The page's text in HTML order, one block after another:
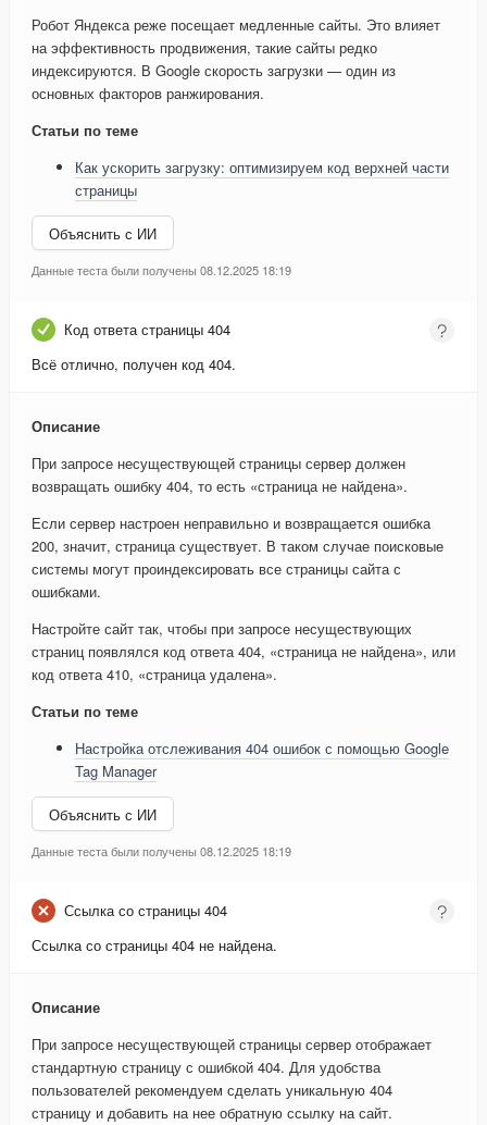
Робот Яндекса реже посещает медленные сайты. Это влияет
на эффективность продвижения, такие сайты редко
индексируются. В Google скорость загрузки — один из
основных факторов ранжирования.
Статьи по теме
Как ускорить загрузку: оптимизируем код верхней части
страницы
Объяснить с ИИ
Данные теста были получены 08.12.2025 18:19
Код ответа страницы 404
Всё отлично, получен код 404.
Описание
При запросе несуществующей страницы сервер должен
возвращать ошибку 404, то есть «страница не найдена».
Если сервер настроен неправильно и возвращается ошибка
200, значит, страница существует. В таком случае поисковые
системы могут проиндексировать все страницы сайта с
ошибками.
Настройте сайт так, чтобы при запросе несуществующих
страниц появлялся код ответа 404, «страница не найдена», или
код ответа 410, «страница удалена».
Статьи по теме
Настройка отслеживания 404 ошибок с помощью Google
Tag Manager
Объяснить с ИИ
Данные теста были получены 08.12.2025 18:19
Ссылка со страницы 404
Ссылка со страницы 404 не найдена.
Описание
При запросе несуществующей страницы сервер отображает
стандартную страницу с ошибкой 404. Для удобства
пользователей рекомендуем сделать уникальную 404
страницу и добавить на нее обратную ссылку на сайт.